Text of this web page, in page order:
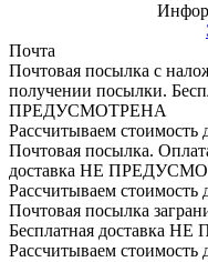
Почта
Почтовая посылка с
получении посылки.
ПРЕДУСМОТРЕНА
Рассчитываем стоимость
Почтовая посылка.
доставка НЕ
Рассчитываем стоимость
Почтовая посылка
Бесплатная доставка
Рассчитываем стоимость